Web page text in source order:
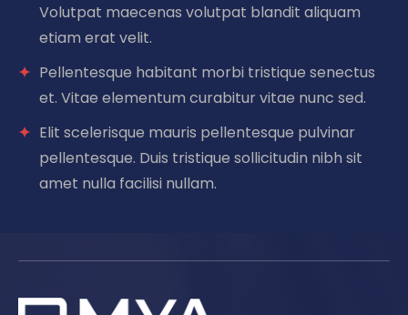
Volutpat maecenas volutpat blandit aliquam
etiam erat velit.
Pellentesque habitant morbi tristique senectus
et. Vitae elementum curabitur vitae nunc sed.
Elit scelerisque mauris pellentesque pulvinar
pellentesque. Duis tristique sollicitudin nibh sit
amet nulla facilisi nullam.